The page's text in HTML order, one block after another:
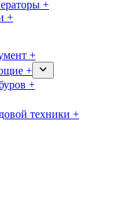
+
+
+
+
+
техники +